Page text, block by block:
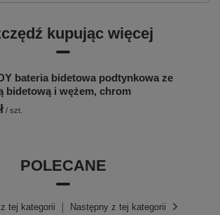
kupując więcej
bateria bidetowa podtynkowa ze
bidetową i wężem, chrom
/ szt.
POLECANE
tej kategorii Następny z tej kategorii